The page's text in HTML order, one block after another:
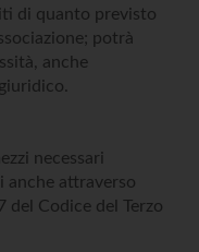
di quanto previsto
potrà
anche
necessari
attraverso
del Codice del Terzo